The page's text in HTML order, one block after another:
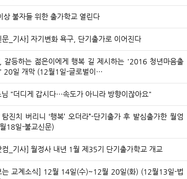
상 불자들 위한 출가학교 열린다
문_기사] 자기변화 욕구, 단기출가로 이어진다
갈등하는 젊은이에게 행복 길 제시하는 '2016 청년마음출
20일 개막 (12월1일-글로벌이…
님 "더디게 갑시다…속도가 아니라 방향이잖아요"
탐진치 버리니 ‘행복’ 오더라”-단기출가 후 발심출가한 월엄
18일-불교신문)
컴_기사] 월정사 내년 1월 제35기 단기출가학교 개교
는 교계소식] 12월 14일(수)~12월 20일(화) (12월13일-법